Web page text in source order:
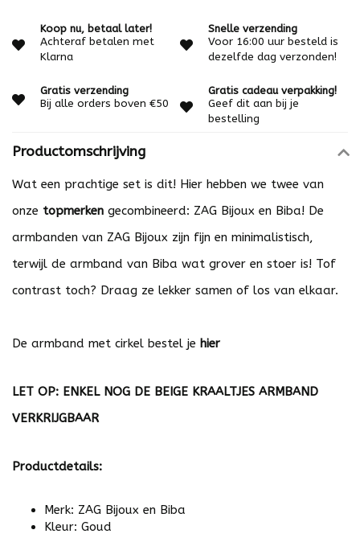
Koop nu, betaal later!
Achteraf betalen met
Klarna
Snelle verzending
Voor 16:00 uur besteld is
dezelfde dag verzonden!
Gratis verzending
Bij alle orders boven €50
Gratis cadeau verpakking!
Geef dit aan bij je
bestelling
Productomschrijving
Wat een prachtige set is dit! Hier hebben we twee van
onze topmerken gecombineerd: ZAG Bijoux en Biba! De
armbanden van ZAG Bijoux zijn fijn en minimalistisch,
terwijl de armband van Biba wat grover en stoer is! Tof
contrast toch? Draag ze lekker samen of los van elkaar.
De armband met cirkel bestel je hier
LET OP: ENKEL NOG DE BEIGE KRAALTJES ARMBAND
VERKRIJGBAAR
Productdetails:
Merk: ZAG Bijoux en Biba
Kleur: Goud